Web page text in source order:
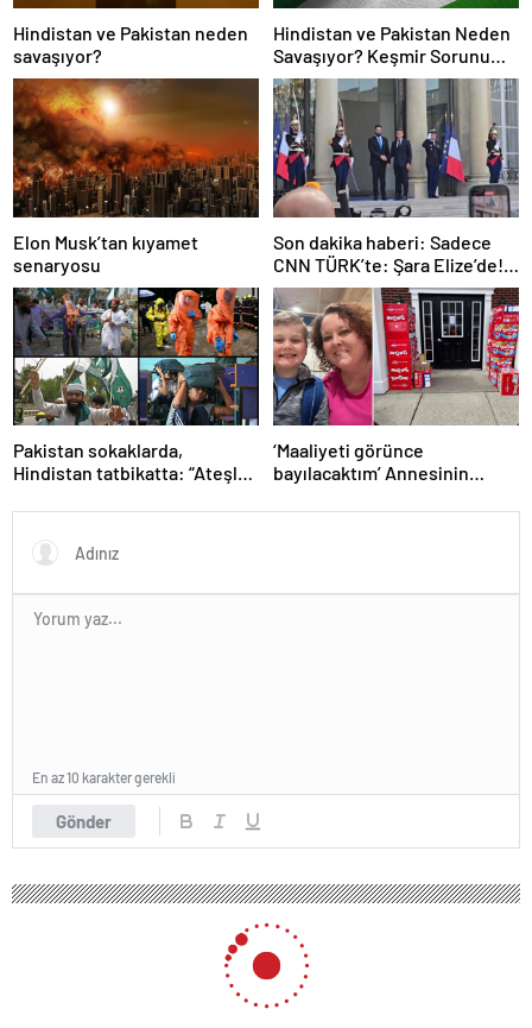
Hindistan ve Pakistan neden
savaşıyor?
Hindistan ve Pakistan Neden
Savaşıyor? Keşmir Sorunu
Nedir? Neden Savaş Başladı?
İşte Hindistan Pakistan
Savaşının Tarihçesi!
Elon Musk’tan kıyamet
senaryosu
Son dakika haberi: Sadece
CNN TÜRK’te: Şara Elize’de!
Suriye Lideri, Macron ile
görüşüyor
Pakistan sokaklarda,
Hindistan tatbikatta: “Ateşle
‘Maaliyeti görünce
bayılacaktım’ Annesinin
lolipop aldı
Gönder
En az 10 karakter gerekli
Rusya-Ukrayna hattında çatışmalar